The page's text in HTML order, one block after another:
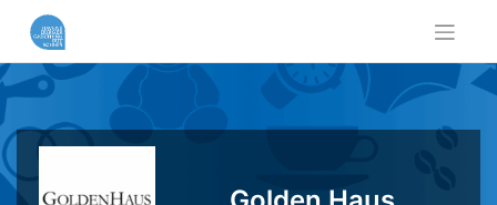
content